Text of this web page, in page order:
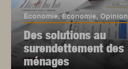
Économie,Économie,Opinion
Des solutions au
surendettement des
ménages